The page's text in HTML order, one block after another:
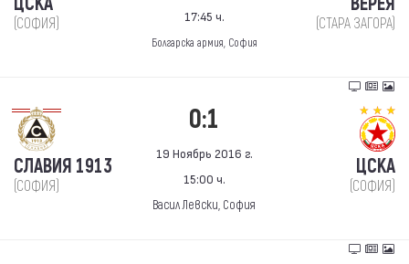
(СОФИЯ)
17:45 ч.
Болгарска армия, София
(СТАРА ЗАГОРА)
СЛАВИЯ 1913
(СОФИЯ)
0:1
19 Ноябрь 2016 г.
15:00 ч.
Васил Левски, София
ЦСКА
(СОФИЯ)